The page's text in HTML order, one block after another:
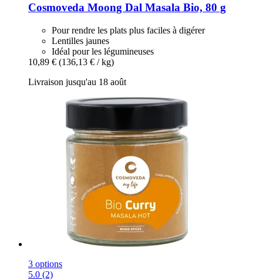
Cosmoveda Moong Dal Masala Bio, 80 g
Pour rendre les plats plus faciles à digérer
Lentilles jaunes
Idéal pour les légumineuses
10,89 € (136,13 € / kg)
Livraison jusqu'au 18 août
3 options
5.0 (2)